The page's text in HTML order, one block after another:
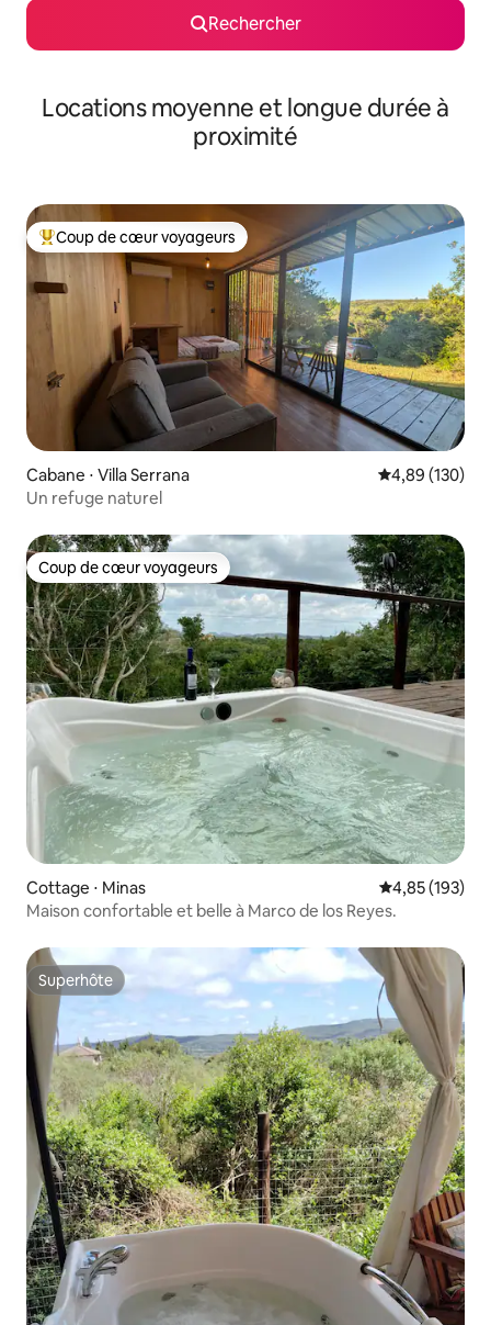
Rechercher
Locations moyenne et longue durée à
proximité
Coups de cœur voyageurs les plus appréciés
Coup de cœur voyageurs
Cabane ⋅ Villa Serrana Évaluation
4,89 (130)
Un refuge naturel
Coup de cœur voyageurs
Coup de cœur voyageurs
Cottage ⋅ Minas Évaluation
4,85 (193)
Maison confortable et belle à Marco de los Reyes.
Superhôte
Superhôte